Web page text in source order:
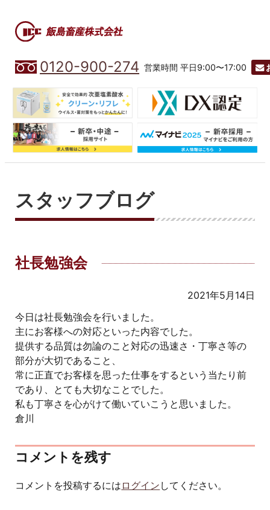
0120-900-274 営業時間 平日9:00〜17:00
スタッフブログ
社長勉強会
2021年5月14日
今日は社長勉強会を行いました。
主にお客様への対応といった内容でした。
提供する品質は勿論のこと対応の迅速さ・丁寧さ等の
部分が大切であること、
常に正直でお客様を思った仕事をするという当たり前
であり、とても大切なことでした。
私も丁寧さを心がけて働いていこうと思いました。
倉川
コメントを残す
コメントを投稿するには ログイン してください。